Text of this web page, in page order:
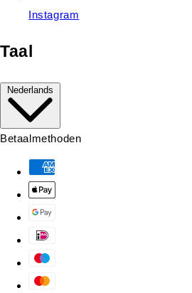
Instagram
Taal
Nederlands
Betaalmethoden